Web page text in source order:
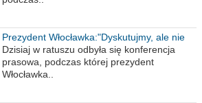
Prezydent Włocławka:"Dyskutujmy, ale nie
obrażajmy się”
Dzisiaj w ratuszu odbyła się konferencja
prasowa, podczas której prezydent
Włocławka..